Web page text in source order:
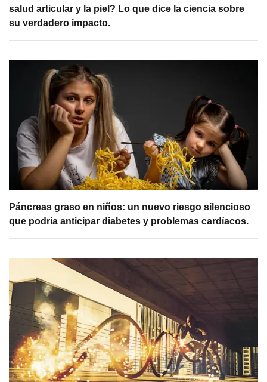
salud articular y la piel? Lo que dice la ciencia sobre
su verdadero impacto.
Páncreas graso en niños: un nuevo riesgo silencioso
que podría anticipar diabetes y problemas cardíacos.